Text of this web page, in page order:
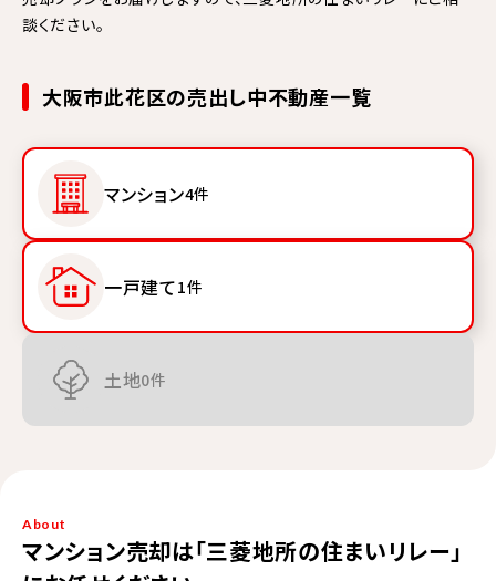
談ください。
大阪市此花区の売出し中不動産一覧
マンション4件
一戸建て1件
土地0件
About
マンション売却は「三菱地所の住まいリレー」